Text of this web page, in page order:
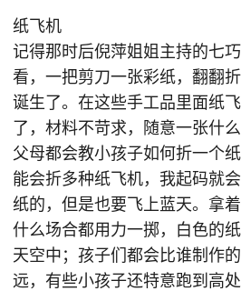
纸飞机
记得那时后倪萍姐姐主持的七
看，一把剪刀一张彩纸，翻翻
诞生了。在这些手工品里面纸
了，材料不苛求，随意一张什
父母都会教小孩子如何折一个
能会折多种纸飞机，我起码就
纸的，但是也要飞上蓝天。拿
什么场合都用力一掷，白色的
天空中；孩子们都会比谁制作
远，有些小孩子还特意跑到高